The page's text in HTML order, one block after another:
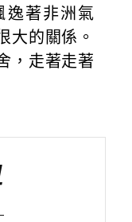
逸著非洲氣
大的關係。
，走著走著